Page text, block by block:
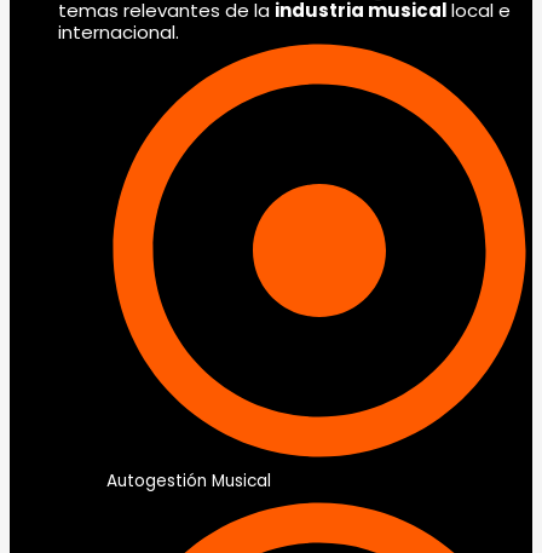
temas relevantes de la industria musicallocal e
internacional.
Autogestión Musical